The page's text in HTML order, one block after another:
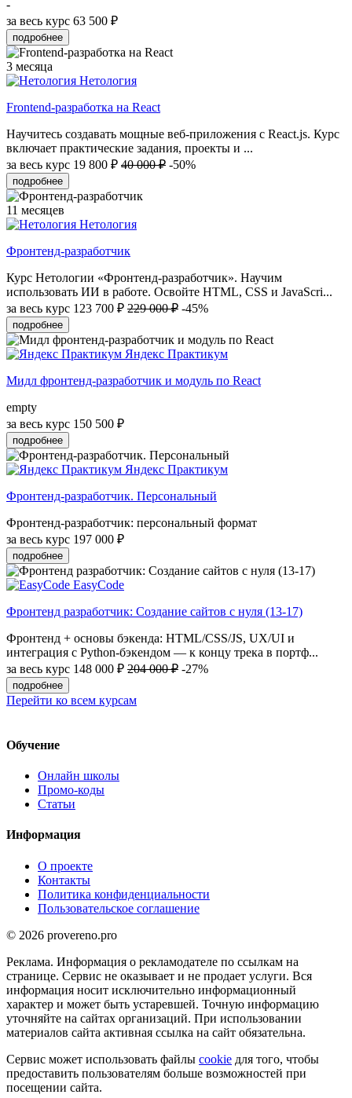
-
за весь курс 63 500 ₽
подробнее
3 месяца
Нетология
Frontend-разработка на React
Научитесь создавать мощные веб-приложения с React.js. Курс
включает практические задания, проекты и ...
за весь курс 19 800 ₽ 40 000 ₽ -50%
подробнее
11 месяцев
Нетология
Фронтенд-разработчик
Курс Нетологии «Фронтенд-разработчик». Научим
использовать ИИ в работе. Освойте HTML, CSS и JavaScri...
за весь курс 123 700 ₽ 229 000 ₽ -45%
подробнее
Яндекс Практикум
Мидл фронтенд-разработчик и модуль по React
empty
за весь курс 150 500 ₽
подробнее
Яндекс Практикум
Фронтенд-разработчик. Персональный
Фронтенд-разработчик: персональный формат
за весь курс 197 000 ₽
подробнее
EasyCode
Фронтенд разработчик: Создание сайтов с нуля (13-17)
Фронтенд + основы бэкенда: HTML/CSS/JS, UX/UI и
интеграция с Python-бэкендом — к концу трека в портф...
за весь курс 148 000 ₽ 204 000 ₽ -27%
подробнее
Перейти ко всем курсам
Обучение
Онлайн школы
Промо-коды
Статьи
Информация
О проекте
Контакты
Политика конфиденциальности
Пользовательское соглашение
© 2026 provereno.pro
Реклама. Информация о рекламодателе по ссылкам на
странице. Сервис не оказывает и не продает услуги. Вся
информация носит исключительно информационный
характер и может быть устаревшей. Точную информацию
уточняйте на сайтах организаций. При использовании
материалов сайта активная ссылка на сайт обязательна.
Сервис может использовать файлы cookie для того, чтобы
предоставить пользователям больше возможностей при
посещении сайта.